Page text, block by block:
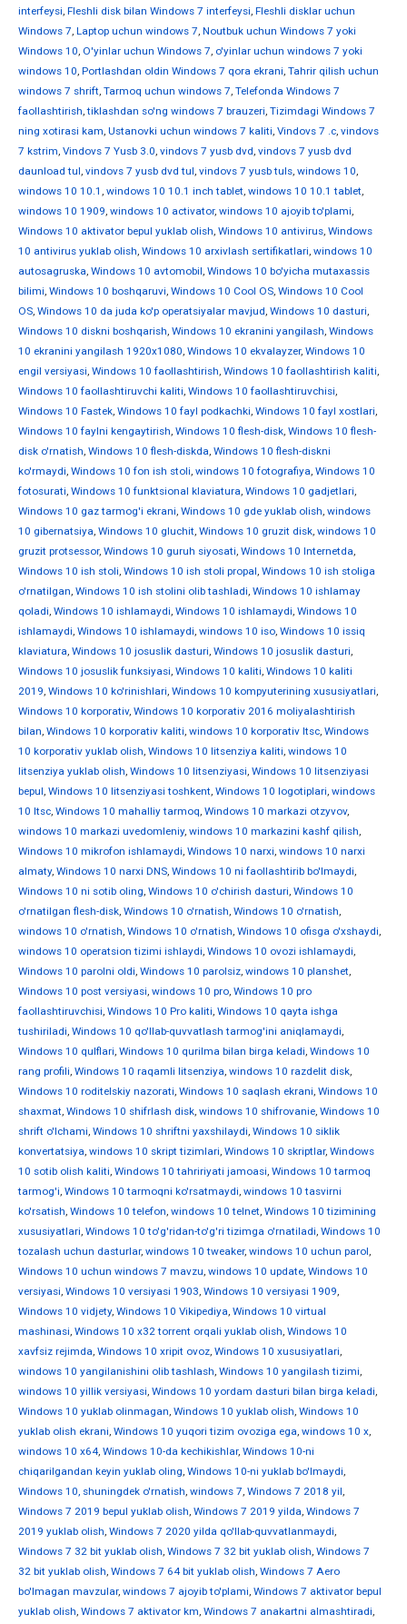
interfeysi, Fleshli disk bilan Windows 7 interfeysi, Fleshli disklar uchun
Windows 7, Laptop uchun windows 7, Noutbuk uchun Windows 7 yoki
Windows 10, O'yinlar uchun Windows 7, o'yinlar uchun windows 7 yoki
windows 10, Portlashdan oldin Windows 7 qora ekrani, Tahrir qilish uchun
windows 7 shrift, Tarmoq uchun windows 7, Telefonda Windows 7
faollashtirish,tiklashdan so'ng windows 7 brauzeri, Tizimdagi Windows 7
ning xotirasi kam, Ustanovki uchun windows 7 kaliti, Vindovs 7 .c, vindovs
7 kstrim, Vindovs 7 Yusb 3.0, vindovs 7 yusb dvd, vindovs 7 yusb dvd
daunload tul, vindovs 7 yusb dvd tul, vindovs 7 yusb tuls, windows 10,
windows 10 10.1 , windows 10 10.1 inch tablet, windows 10 10.1 tablet,
windows 10 1909, windows 10 activator, windows 10 ajoyib to'plami,
Windows 10 aktivator bepul yuklab olish, Windows 10 antivirus, Windows
10 antivirus yuklab olish, Windows 10 arxivlash sertifikatlari, windows 10
autosagruska, Windows 10 avtomobil, Windows 10 bo'yicha mutaxassis
bilimi, Windows 10 boshqaruvi, Windows 10 Cool OS, Windows 10 Cool
OS, Windows 10 da juda ko'p operatsiyalar mavjud, Windows 10 dasturi,
Windows 10 diskni boshqarish, Windows 10 ekranini yangilash, Windows
10 ekranini yangilash 1920x1080, Windows 10 ekvalayzer, Windows 10
engil versiyasi, Windows 10 faollashtirish, Windows 10 faollashtirish kaliti,
Windows 10 faollashtiruvchi kaliti, Windows 10 faollashtiruvchisi,
Windows 10 Fastek, Windows 10 fayl podkachki, Windows 10 fayl xostlari,
Windows 10 faylni kengaytirish, Windows 10 flesh-disk, Windows 10 flesh-
disk o'rnatish, Windows 10 flesh-diskda, Windows 10 flesh-diskni
ko'rmaydi, Windows 10 fon ish stoli, windows 10 fotografiya, Windows 10
fotosurati, Windows 10 funktsional klaviatura, Windows 10 gadjetlari,
Windows 10 gaz tarmog'i ekrani, Windows 10 gde yuklab olish, windows
10 gibernatsiya, Windows 10 gluchit, Windows 10 gruzit disk, windows 10
gruzit protsessor, Windows 10 guruh siyosati, Windows 10 Internetda,
Windows 10 ish stoli, Windows 10 ish stoli propal, Windows 10 ish stoliga
o'rnatilgan, Windows 10 ish stolini olib tashladi, Windows 10 ishlamay
qoladi, Windows 10 ishlamaydi, Windows 10 ishlamaydi, Windows 10
ishlamaydi, Windows 10 ishlamaydi, windows 10 iso, Windows 10 issiq
klaviatura, Windows 10 josuslik dasturi, Windows 10 josuslik dasturi,
Windows 10 josuslik funksiyasi, Windows 10 kaliti, Windows 10 kaliti
2019, Windows 10 ko'rinishlari, Windows 10 kompyuterining xususiyatlari,
Windows 10 korporativ, Windows 10 korporativ 2016 moliyalashtirish
bilan, Windows 10 korporativ kaliti, windows 10 korporativ ltsc, Windows
10 korporativ yuklab olish, Windows 10 litsenziya kaliti, windows 10
litsenziya yuklab olish, Windows 10 litsenziyasi, Windows 10 litsenziyasi
bepul, Windows 10 litsenziyasi toshkent, Windows 10 logotiplari, windows
10 ltsc, Windows 10 mahalliy tarmoq, Windows 10 markazi otzyvov,
windows 10 markazi uvedomleniy, windows 10 markazini kashf qilish,
Windows 10 mikrofon ishlamaydi, Windows 10 narxi, windows 10 narxi
almaty, Windows 10 narxi DNS, Windows 10 ni faollashtirib bo'lmaydi,
Windows 10 ni sotib oling, Windows 10 o'chirish dasturi, Windows 10
o'rnatilgan flesh-disk, Windows 10 o'rnatish, Windows 10 o'rnatish,
windows 10 o'rnatish, Windows 10 o'rnatish, Windows 10 ofisga o'xshaydi,
windows 10 operatsion tizimi ishlaydi, Windows 10 ovozi ishlamaydi,
Windows 10 parolni oldi, Windows 10 parolsiz, windows 10 planshet,
Windows 10 post versiyasi, windows 10 pro, Windows 10 pro
faollashtiruvchisi, Windows 10 Pro kaliti, Windows 10 qayta ishga
tushiriladi, Windows 10 qo'llab-quvvatlash tarmog'ini aniqlamaydi,
Windows 10 qulflari, Windows 10 qurilma bilan birga keladi, Windows 10
rang profili, Windows 10 raqamli litsenziya, windows 10 razdelit disk,
Windows 10 roditelskiy nazorati, Windows 10 saqlash ekrani, Windows 10
shaxmat, Windows 10 shifrlash disk, windows 10 shifrovanie, Windows 10
shrift o'lchami, Windows 10 shriftni yaxshilaydi, Windows 10 siklik
konvertatsiya, windows 10 skript tizimlari, Windows 10 skriptlar, Windows
10 sotib olish kaliti, Windows 10 tahririyati jamoasi, Windows 10 tarmoq
tarmog'i, Windows 10 tarmoqni ko'rsatmaydi, windows 10 tasvirni
ko'rsatish, Windows 10 telefon, windows 10 telnet, Windows 10 tizimining
xususiyatlari, Windows 10 to'g'ridan-to'g'ri tizimga o'rnatiladi, Windows 10
tozalash uchun dasturlar, windows 10 tweaker, windows 10 uchun parol,
Windows 10 uchun windows 7 mavzu, windows 10 update, Windows 10
versiyasi, Windows 10 versiyasi 1903, Windows 10 versiyasi 1909,
Windows 10 vidjety, Windows 10 Vikipediya, Windows 10 virtual
mashinasi, Windows 10 x32 torrent orqali yuklab olish, Windows 10
xavfsiz rejimda, Windows 10 xripit ovoz, Windows 10 xususiyatlari,
windows 10 yangilanishini olib tashlash, Windows 10 yangilash tizimi,
windows 10 yillik versiyasi, Windows 10 yordam dasturi bilan birga keladi,
Windows 10 yuklab olinmagan, Windows 10 yuklab olish, Windows 10
yuklab olish ekrani, Windows 10 yuqori tizim ovoziga ega, windows 10 х,
windows 10 х64, Windows 10-da kechikishlar, Windows 10-ni
chiqarilgandan keyin yuklab oling, Windows 10-ni yuklab bo'lmaydi,
Windows 10, shuningdek o'rnatish, windows 7, Windows 7 2018 yil,
Windows 7 2019 bepul yuklab olish, Windows 7 2019 yilda, Windows 7
2019 yuklab olish, Windows 7 2020 yilda qo'llab-quvvatlanmaydi,
Windows 7 32 bit yuklab olish, Windows 7 32 bit yuklab olish, Windows 7
32 bit yuklab olish, Windows 7 64 bit yuklab olish, Windows 7 Aero
bo'lmagan mavzular, windows 7 ajoyib to'plami, Windows 7 aktivator bepul
yuklab olish, Windows 7 aktivator km, Windows 7 anakartni almashtiradi,